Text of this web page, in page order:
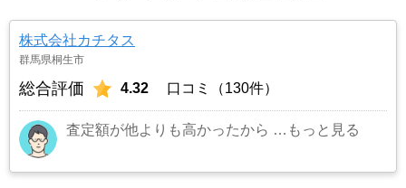
株式会社カチタス
群馬県桐生市
総合評価 4.32 口コミ（130件）
査定額が他よりも高かったから …もっと見る